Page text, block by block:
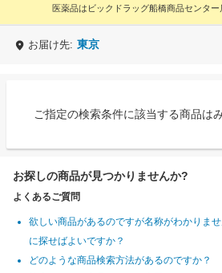
医薬品はビックドラッグ船橋商品センタ
お届け先: 東京
ご指定の検索条件に該当する商品は
お探しの商品が見つかりませんか?
よくあるご質問
欲しい商品があるのですが名称がわかりま
に探せばよいですか？
どのような商品検索方法があるのですか？